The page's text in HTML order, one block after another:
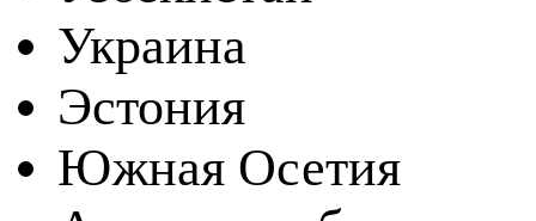
Украина
Эстония
Южная Осетия